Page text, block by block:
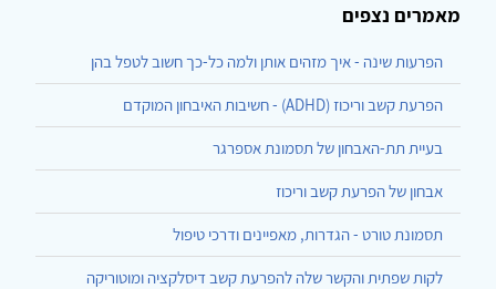
מאמרים נצפים
הפרעות שינה - איך מזהים אותן ולמה כל-כך חשוב לטפל בהן
הפרעת קשב וריכוז (ADHD) - חשיבות האיבחון המוקדם
בעיית תת-האבחון של תסמונת אספרגר
אבחון של הפרעת קשב וריכוז
תסמונת טורט - הגדרות, מאפיינים ודרכי טיפול
לקות שפתית והקשר שלה להפרעת קשב דיסלקציה ומוטוריקה